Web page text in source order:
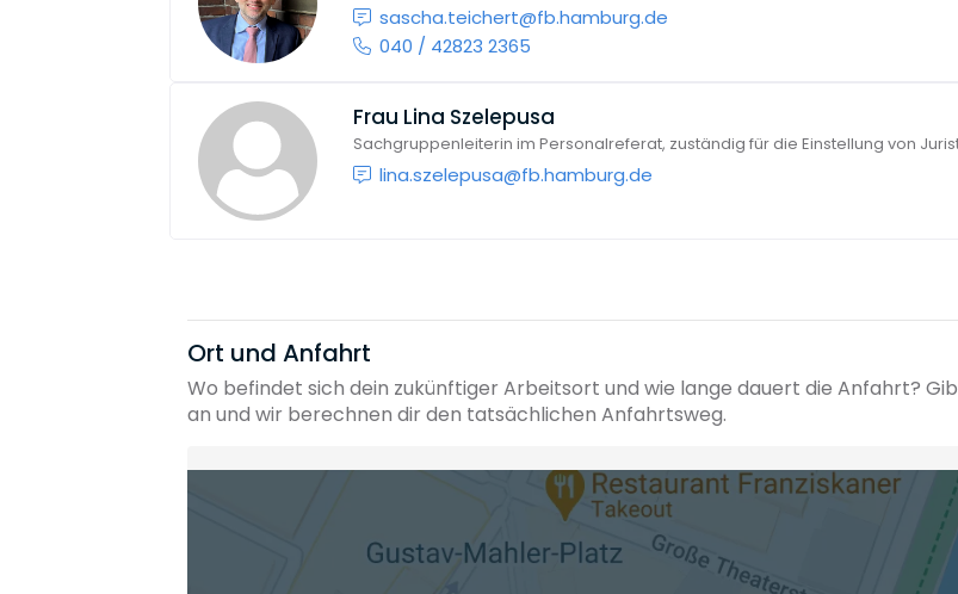
sascha.teichert@fb.hamburg.de
040 / 42823 2365
Frau Lina Szelepusa
Sachgruppenleiterin im Personalreferat, zuständig für die Einstellung von
lina.szelepusa@fb.hamburg.de
Ort und Anfahrt
Wo befindet sich dein zukünftiger Arbeitsort und wie lange dauert die Anfahrt?
an und wir berechnen dir den tatsächlichen Anfahrtsweg.
Heimatadresse oder Wunschort
Die berechneten Anreisezeiten basieren auf den Verkehrsdaten eines typischen Dienstag morgens